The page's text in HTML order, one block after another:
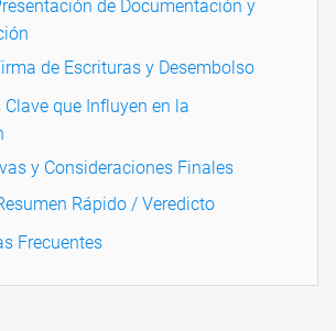
de Documentación y
de Escrituras y Desembolso
Clave que Influyen en la
y Consideraciones Finales
Rápido / Veredicto
Frecuentes